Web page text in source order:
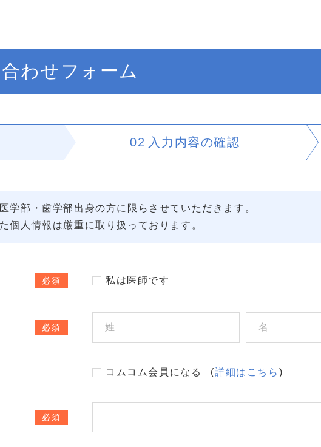
わせフォーム
02 入力内容の確認
学部・歯学部出身の方に限らさせていただきます。
個人情報は厳重に取り扱っております。
必須 私は医師です
必須
コムコム会員になる (詳細はこちら )
必須